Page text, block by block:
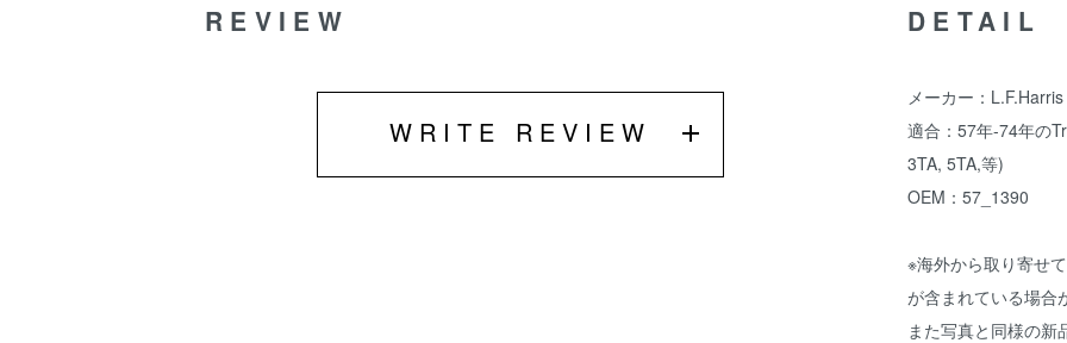
DETAIL
メーカー：L.F.Harris
適合：57年-74年の
3TA, 5TA,等)
OEM：57_1390
※海外から取り寄せ
が含まれている場合
また写真と同様の
REVIEW
WRITE REVIEW